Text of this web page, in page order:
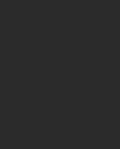
открываются любви, способной